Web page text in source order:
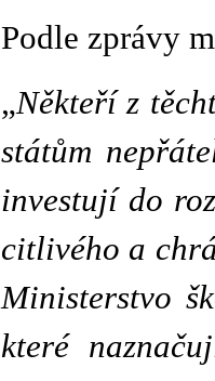
Podle zprávy
„Někteří z
státům
investují do
citlivého a
Ministerstvo
které